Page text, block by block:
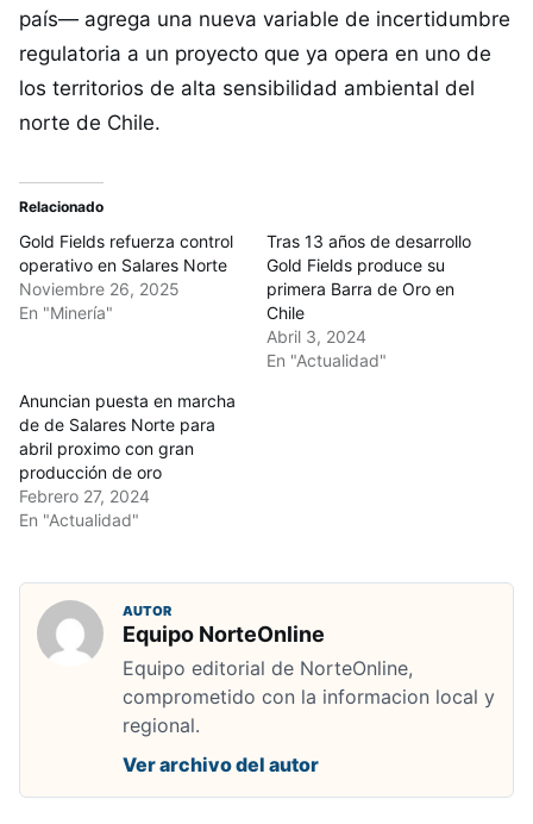
país— agrega una nueva variable de incertidumbre
regulatoria a un proyecto que ya opera en uno de
los territorios de alta sensibilidad ambiental del
norte de Chile.
Relacionado
Gold Fields refuerza control
operativo en Salares Norte
Noviembre 26, 2025
En "Minería"
Tras 13 años de desarrollo
Gold Fields produce su
primera Barra de Oro en
Chile
Abril 3, 2024
En "Actualidad"
Anuncian puesta en marcha
de de Salares Norte para
abril proximo con gran
producción de oro
Febrero 27, 2024
En "Actualidad"
AUTOR
Equipo NorteOnline
Equipo editorial de NorteOnline,
comprometido con la informacion local y
regional.
Ver archivo del autor